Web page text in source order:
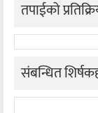
तपाईको
संबन्धित